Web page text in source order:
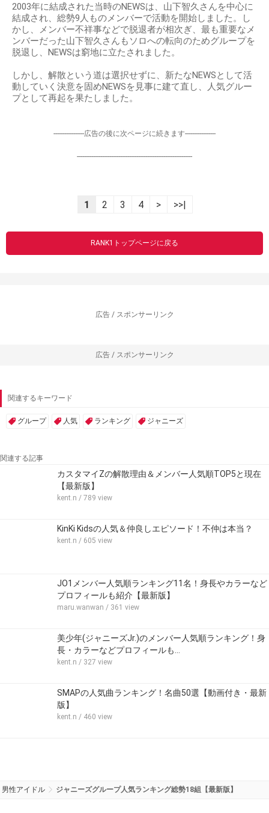
2003年に結成された当時のNEWSは、山下智久さんを中心に
結成され、総勢9人ものメンバーで活動を開始しました。し
かし、メンバー不祥事などで脱退者が相次ぎ、最も重要なメ
ンバーだった山下智久さんもソロへの転向のためグループを
脱退し、NEWSは窮地に立たされました。
しかし、解散という道は選択せずに、新たなNEWSとして活
動していく決意を固めNEWSを見事に建て直し、人気グルー
プとして再起を果たしました。
-----------------広告の後に次ページに続きます-----------------
----------------------------------------------------------------
1 2 3 4 > >>|
RANK1トップページに戻る
広告 / スポンサーリンク
広告 / スポンサーリンク
関連するキーワード
グループ 人気 ランキング ジャニーズ
関連する記事
カスタマイZの解散理由＆メンバー人気順TOP5と現在
【最新版】
kent.n / 789 view
KinKi Kidsの人気＆仲良しエピソード！不仲は本当？
kent.n / 605 view
JO1メンバー人気順ランキング11名！身長やカラーなど
プロフィールも紹介【最新版】
maru.wanwan / 361 view
美少年(ジャニーズJr.)のメンバー人気順ランキング！身
長・カラーなどプロフィールも…
kent.n / 327 view
SMAPの人気曲ランキング！名曲50選【動画付き・最新
版】
kent.n / 460 view
男性アイドル ジャニーズグループ人気ランキング総勢18組【最新版】